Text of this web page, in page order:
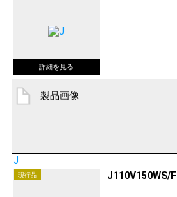
製品画像
J
現行品 J110V150WS/F